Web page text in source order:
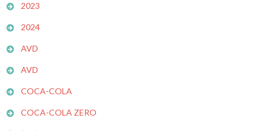
2023
2024
AVD
AVD
COCA-COLA
COCA-COLA ZERO